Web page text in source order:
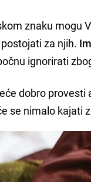
znaku mogu
za njih.
ignorirati
dobro provesti
se nimalo kajati